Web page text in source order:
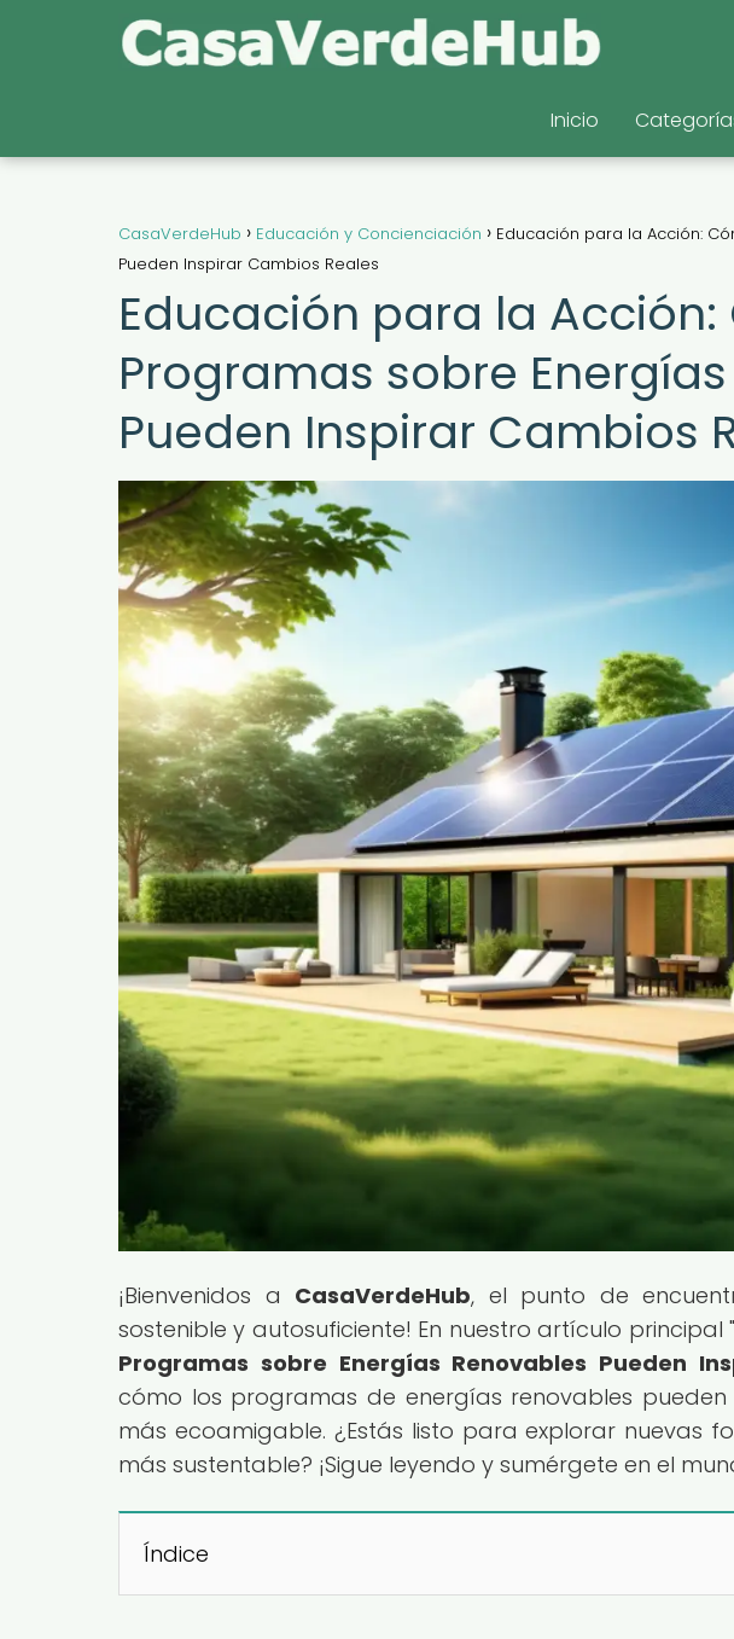
Inicio
CasaVerdeHub Educación y Concienciación
Educación para la Acción:
Pueden Inspirar Cambios Reales
Educación para la Acción:
Programas sobre
Pueden Inspirar Cambios
¡Bienvenidos a CasaVerdeHub, el punto de
sostenible y autosuficiente! En nuestro artículo principal "
Programas sobre Energías Renovables Pueden
cómo los programas de energías renovables
más ecoamigable. ¿Estás listo para explorar nuevas
más sustentable? ¡Sigue leyendo y sumérgete en el
Índice